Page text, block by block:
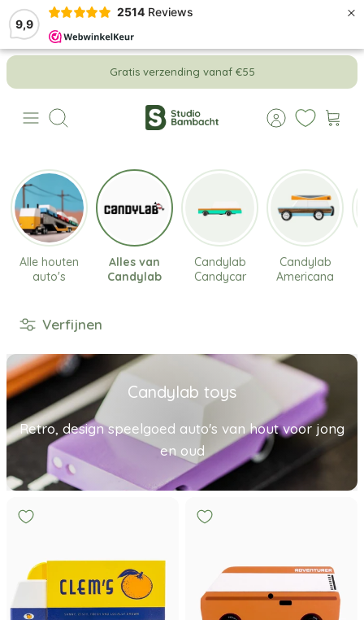
9,9
2514 Reviews ×
Meteen
naar
content
Gratis verzending vanaf €55
Zoeken
Alle houten
auto's
Alles van
Candylab
Candylab
Candycar
Candylab
Americana
Verfijnen
Candylab toys
Retro, design speelgoed auto's van hout voor jong
en oud